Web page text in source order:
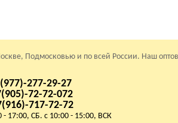
Подмосковью и по всей России. Наш
277-29-27
72-72-072
717-72-72
- 17:00, СБ. с 10:00 - 15:00, ВСК